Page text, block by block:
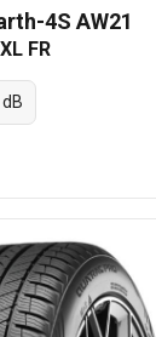
4S AW21
FR